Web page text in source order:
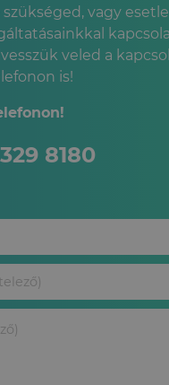
vagy
veled a
is!
8180